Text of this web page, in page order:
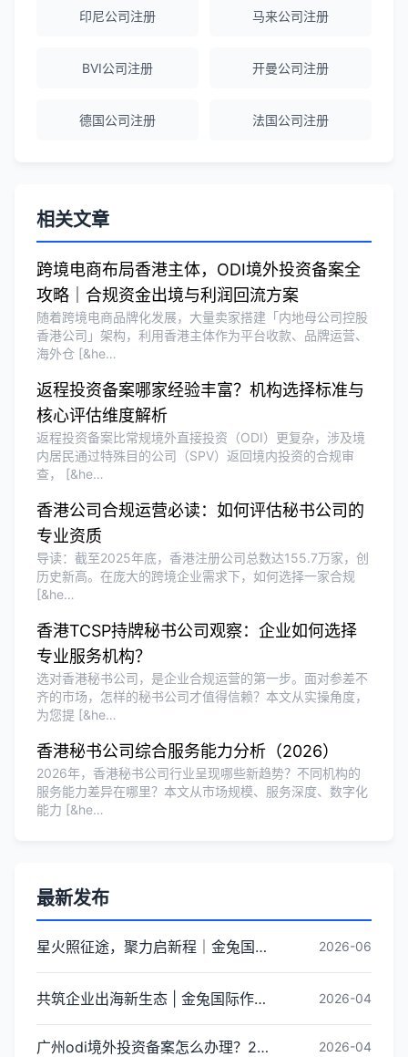
越南公司注册全程指导，文件准备非常专
泰国公司注册和银行开户服务高效，推
刘总
泰国BOI申请+建厂规划一站式服务，完
美！
Olivia Wang ★★★★★
香港公司注册和审计服务专业高效，非常
印尼公司注册 马来公司注册
BVI公司注册 开曼公司注册
德国公司注册 法国公司注册
相关文章
跨境电商布局香港主体，ODI境外投资备案全
攻略｜合规资金出境与利润回流方案
随着跨境电商品牌化发展，大量卖家搭建「内地母公司控股
香港公司」架构，利用香港主体作为平台收款、品牌运营、
海外仓 [&he…
返程投资备案哪家经验丰富？机构选择标准与
核心评估维度解析
返程投资备案比常规境外直接投资（ODI）更复杂，涉及境
内居民通过特殊目的公司（SPV）返回境内投资的合规审
查， [&he…
香港公司合规运营必读：如何评估秘书公司的
专业资质
导读：截至2025年底，香港注册公司总数达155.7万家，创
历史新高。在庞大的跨境企业需求下，如何选择一家合规
[&he…
香港TCSP持牌秘书公司观察：企业如何选择
专业服务机构？
选对香港秘书公司，是企业合规运营的第一步。面对参差不
齐的市场，怎样的秘书公司才值得信赖？本文从实操角度，
为您提 [&he…
香港秘书公司综合服务能力分析（2026）
2026年，香港秘书公司行业呈现哪些新趋势？不同机构的
服务能力差异在哪里？本文从市场规模、服务深度、数字化
能力 [&he…
最新发布
星火照征途，聚力启新程｜金兔国际井冈山红色研学团建圆满收官 2026-06
共筑企业出海新生态 | 金兔国际作为代表单位亮相宝安区出海服务中心揭牌仪式 2026-04
广州odi境外投资备案怎么办理？2026年最新流程详解 2026-04